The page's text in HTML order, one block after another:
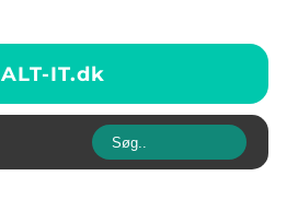
ALT-IT.dk